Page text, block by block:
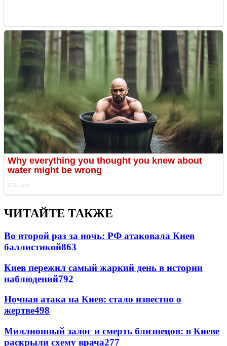
ЧИТАЙТЕ ТАКЖЕ
Во второй раз за ночь: РФ атаковала Киев
баллистикой863
Киев пережил самый жаркий день в истории
наблюдений792
Ночная атака на Киев: стало известно о
жертве498
Миллионный залог и смерть близнецов: в Киеве
раскрыли схему врача277